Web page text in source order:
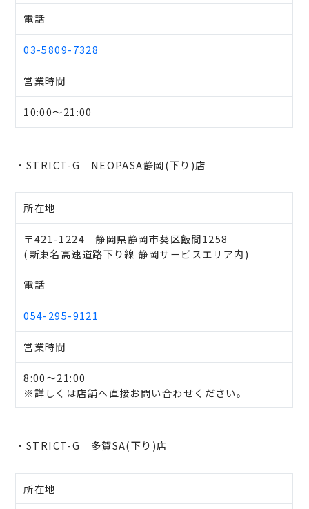
電話
03-5809-7328
営業時間
10:00～21:00
・STRICT-G NEOPASA静岡(下り)店
所在地
〒421-1224 静岡県静岡市葵区飯間1258
(新東名高速道路下り線 静岡サービスエリア内)
電話
054-295-9121
営業時間
8:00～21:00
※詳しくは店舗へ直接お問い合わせください。
・STRICT-G 多賀SA(下り)店
所在地